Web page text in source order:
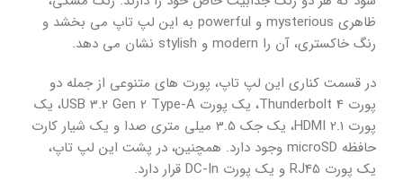
ظاهری mysterious و powerful به این لپ تاپ می بخشد و
رنگ خاکستری، آن را modern و stylish نشان می دهد.
در قسمت کناری این لپ تاپ، پورت های متنوعی از جمله دو
پورت Thunderbolt 4، یک پورت USB 3.2 Gen 2 Type-A، یک
پورت HDMI 2.1، یک جک 3.5 میلی متری صدا و یک شیار کارت
حافظه microSD وجود دارد. همچنین، در پشت این لپ تاپ،
یک پورت RJ45 و یک پورت DC-In قرار دارد.